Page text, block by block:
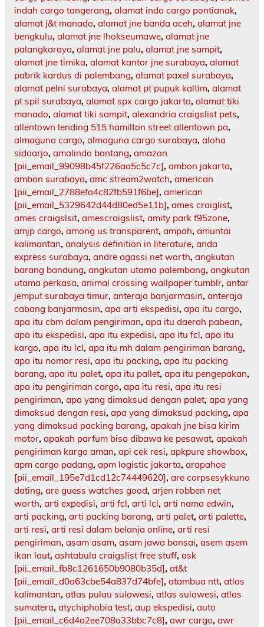
indah cargo tangerang, alamat indo cargo pontianak,
alamat j&t manado, alamat jne banda aceh, alamat jne
bengkulu, alamat jne lhokseumawe, alamat jne
palangkaraya, alamat jne palu, alamat jne sampit,
alamat jne timika, alamat kantor jne surabaya, alamat
pabrik kardus di palembang, alamat paxel surabaya,
alamat pelni surabaya, alamat pt pupuk kaltim, alamat
pt spil surabaya, alamat spx cargo jakarta, alamat tiki
manado, alamat tiki sampit, alexandria craigslist pets,
allentown lending 515 hamilton street allentown pa,
almaguna cargo, almaguna cargo surabaya, aloha
sidoarjo, amalindo bontang, amazon
[pii_email_99098b45f226aa5c5c7c], ambon jakarta,
ambon surabaya, amc stream2watch, american
[pii_email_2788efa4c82fb591f6be], american
[pii_email_5329642d44d80ed5e11b], ames craiglist,
ames craigslsit, amescraigslist, amity park f95zone,
amjp cargo, among us transparent, ampah, amuntai
kalimantan, analysis definition in literature, anda
express surabaya, andre agassi net worth, angkutan
barang bandung, angkutan utama palembang, angkutan
utama perkasa, animal crossing wallpaper tumblr, antar
jemput surabaya timur, anteraja banjarmasin, anteraja
cabang banjarmasin, apa arti ekspedisi, apa itu cargo,
apa itu cbm dalam pengiriman, apa itu daerah pabean,
apa itu ekspedisi, apa itu expedisi, apa itu fcl, apa itu
kargo, apa itu lcl, apa itu mh dalam pengiriman barang,
apa itu nomor resi, apa itu packing, apa itu packing
barang, apa itu palet, apa itu pallet, apa itu pengepakan,
apa itu pengiriman cargo, apa itu resi, apa itu resi
pengiriman, apa yang dimaksud dengan palet, apa yang
dimaksud dengan resi, apa yang dimaksud packing, apa
yang dimaksud packing barang, apakah jne bisa kirim
motor, apakah parfum bisa dibawa ke pesawat, apakah
pengiriman kargo aman, api cek resi, apkpure showbox,
apm cargo padang, apm logistic jakarta, arapahoe
[pii_email_195e7d1cd12c74449620], are corpsesykkuno
dating, are guess watches good, arjen robben net
worth, arti expedisi, arti fcl, arti lcl, arti nama edwin,
arti packing, arti packing barang, arti palet, arti palette,
arti resi, arti resi dalam belanja online, arti resi
pengiriman, asam asam, asam jawa bonsai, asem asem
ikan laut, ashtabula craigslist free stuff, ask
[pii_email_fb8c1261650b9080b35d], at&t
[pii_email_d0a63cbe54a837d74bfe], atambua ntt, atlas
kalimantan, atlas pulau sulawesi, atlas sulawesi, atlas
sumatera, atychiphobia test, aup ekspedisi, auto
[pii_email_c6d4a2ee708a33bbc7c8], awr cargo, awr